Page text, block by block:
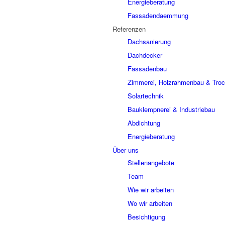
Fassadendaemmung
Referenzen
Dachsanierung
Dachdecker
Fassadenbau
Zimmerei, Holzrahmenbau &
Solartechnik
Bauklempnerei & Industriebau
Abdichtung
Energieberatung
Über uns
Stellenangebote
Team
Wie wir arbeiten
Wo wir arbeiten
Besichtigung